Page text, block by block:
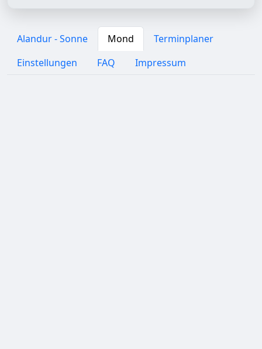
Alandur - Sonne Mond
Terminplaner
Einstellungen
FAQ Impressum